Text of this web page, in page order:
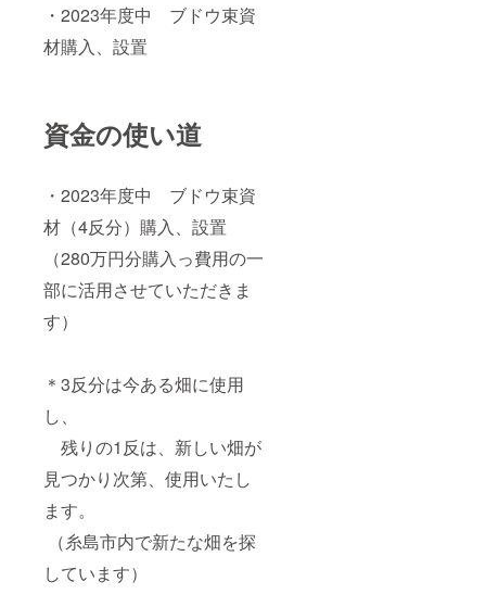
・2023年度中 ブドウ束資
材購入、設置
資金の使い道
・2023年度中 ブドウ束資
材（4反分）購入、設置
（280万円分購入っ費用の一
部に活用させていただきま
す）
＊3反分は今ある畑に使用
し、
残りの1反は、新しい畑が
見つかり次第、使用いたし
ます。
（糸島市内で新たな畑を探
しています）